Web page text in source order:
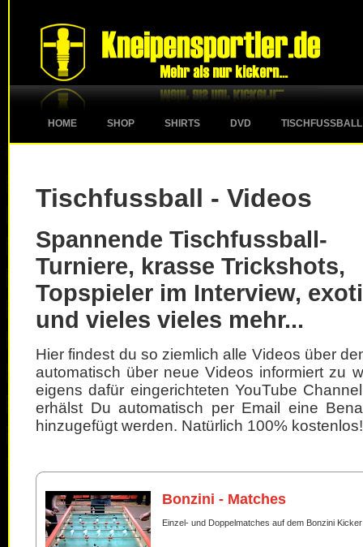
HOME SHOP SHIRTS DVD TISCHFUSSBALL
Tischfussball - Videos
Spannende Tischfussball-
Turniere, krasse Trickshots,
Topspieler im Interview,
und vieles vieles mehr...
Hier findest du so ziemlich alle Videos über
automatisch über neue Videos informiert zu
eigens dafür eingerichteten YouTube
erhälst Du automatisch per Email eine
hinzugefügt werden. Natürlich 100% kostenlos!
Bonzini - Matches
Einzel- und Doppelmatches auf dem Bonzini Kicker